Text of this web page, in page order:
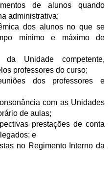
de alunos quando
administrativa;
dos alunos no que se
mínimo e máximo de
Unidade competente,
professores do curso;
dos professores e
com as Unidades
de aulas;
prestações de conta
e
no Regimento Interno da